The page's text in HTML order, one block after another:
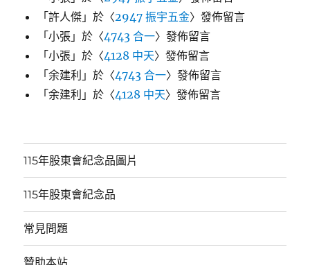
「許人傑 」於〈2947 振宇五金〉發佈留言
「小張 」於〈4743 合一〉發佈留言
「小張 」於〈4128 中天〉發佈留言
「余建利 」於〈4743 合一〉發佈留言
「余建利 」於〈4128 中天〉發佈留言
115年股東會紀念品圖片
115年股東會紀念品
常見問題